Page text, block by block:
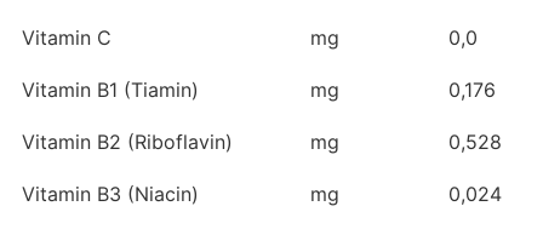
Vitamin C mg 0,0
Vitamin B1 (Tiamin) mg 0,176
Vitamin B2 (Riboflavin) mg 0,528
Vitamin B3 (Niacin) mg 0,024